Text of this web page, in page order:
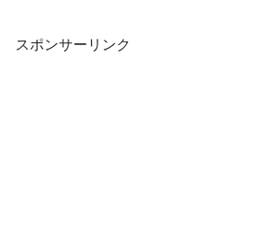
スポンサーリンク